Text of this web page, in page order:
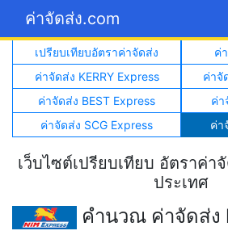
ค่าจัดส่ง.com
เปรียบเทียบอัตราค่าจัดส่ง
ค่
ค่าจัดส่ง KERRY Express
ค่าจั
ค่าจัดส่ง BEST Express
ค่า
ค่าจัดส่ง SCG Express
ค่า
เว็บไซต์เปรียบเทียบ อัตราค่า
ประเทศ
คำนวณ ค่าจัดส่ง